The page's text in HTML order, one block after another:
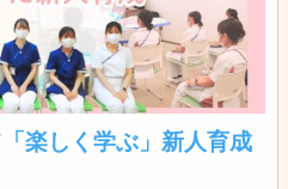
楽しく学ぶ」新人育成